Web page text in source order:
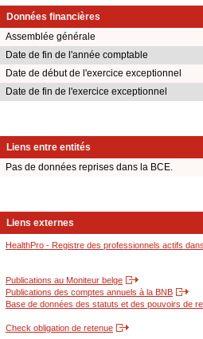
Données financières
Assemblée générale
Date de fin de l'année comptable
Date de début de l'exercice exceptionnel
Date de fin de l'exercice exceptionnel
Liens entre entités
Pas de données reprises dans la BCE.
Liens externes
HealthPro - Registre des professionnels actifs
Publications au Moniteur belge
Publications des comptes annuels à la BNB
Base de données des statuts et des pouvoirs de
Check obligation de retenue